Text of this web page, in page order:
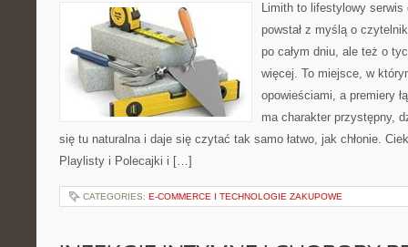
Limith to lifestylowy
powstał z myślą o
po całym dniu, ale też o
więcej. To miejsce, w
opowieściami, a premiery
ma charakter przystępny,
się tu naturalna i daje się czytać tak samo łatwo, jak chłonie.
Playlisty i Polecajki i […]
CATEGORIES: E-COMMERCE I TECHNOLOGIE ZAKUPOWE